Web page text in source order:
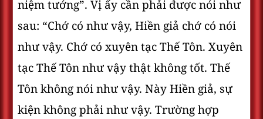
niệm tướng”. Vị ấy cần phải được nói như
sau: “Chớ có như vậy, Hiền giả chớ có nói
như vậy. Chớ có xuyên tạc Thế Tôn. Xuyên
tạc Thế Tôn như vậy thật không tốt. Thế
Tôn không nói như vậy. Này Hiền giả, sự
kiện không phải như vậy. Trường hợp